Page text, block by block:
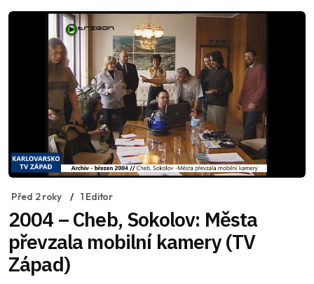
Před 2 roky 1 Editor
2004 – Cheb, Sokolov: Města
převzala mobilní kamery (TV
Západ)